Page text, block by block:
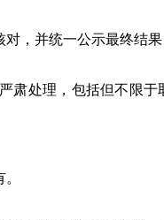
，并统一公示最终结果
肃处理，包括但不限于